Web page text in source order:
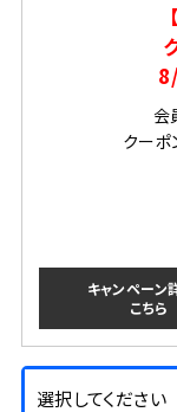
会
クーポ
キャンペーン
こちら
選択してください